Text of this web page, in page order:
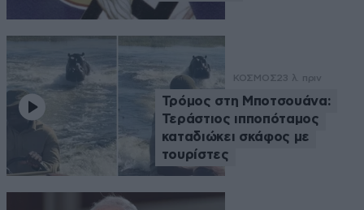
ΚΟΣΜΟΣ23 λ. πριν
Τρόμος στη Μποτσουάνα:
Τεράστιος ιπποπόταμος
καταδιώκει σκάφος με
τουρίστες